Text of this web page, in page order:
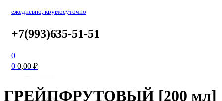
ежедневно, круглосуточно
+7(993)635-51-51
0
0 0,00 ₽
ГРЕЙПФРУТОВЫЙ [200 мл]